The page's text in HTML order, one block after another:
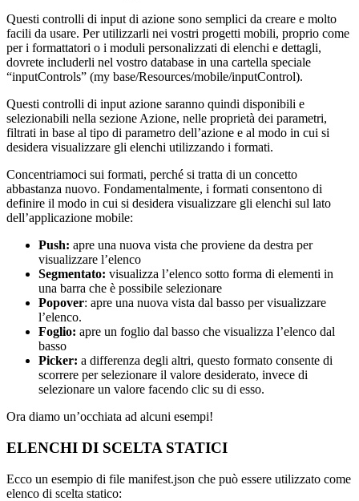
Questi controlli di input di azione sono semplici da creare e molto
facili da usare. Per utilizzarli nei vostri progetti mobili, proprio come
per i formattatori o i moduli personalizzati di elenchi e dettagli,
dovrete includerli nel vostro database in una cartella speciale
“inputControls” (my base/Resources/mobile/inputControl).
Questi controlli di input azione saranno quindi disponibili e
selezionabili nella sezione Azione, nelle proprietà dei parametri,
filtrati in base al tipo di parametro dell’azione e al modo in cui si
desidera visualizzare gli elenchi utilizzando i formati.
Concentriamoci sui formati, perché si tratta di un concetto
abbastanza nuovo. Fondamentalmente, i formati consentono di
definire il modo in cui si desidera visualizzare gli elenchi sul lato
dell’applicazione mobile:
Push: apre una nuova vista che proviene da destra per
visualizzare l’elenco
Segmentato: visualizza l’elenco sotto forma di elementi in
una barra che è possibile selezionare
Popover: apre una nuova vista dal basso per visualizzare
l’elenco.
Foglio: apre un foglio dal basso che visualizza l’elenco dal
basso
Picker: a differenza degli altri, questo formato consente di
scorrere per selezionare il valore desiderato, invece di
selezionare un valore facendo clic su di esso.
Ora diamo un’occhiata ad alcuni esempi!
ELENCHI DI SCELTA STATICI
Ecco un esempio di file manifest.json che può essere utilizzato come
elenco di scelta statico: